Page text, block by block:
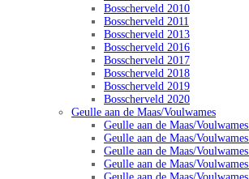
Bosscherveld 2010
Bosscherveld 2011
Bosscherveld 2013
Bosscherveld 2016
Bosscherveld 2017
Bosscherveld 2018
Bosscherveld 2019
Bosscherveld 2020
Geulle aan de Maas/Voulwames
Geulle aan de Maas/
Geulle aan de Maas/
Geulle aan de Maas/
Geulle aan de Maas/